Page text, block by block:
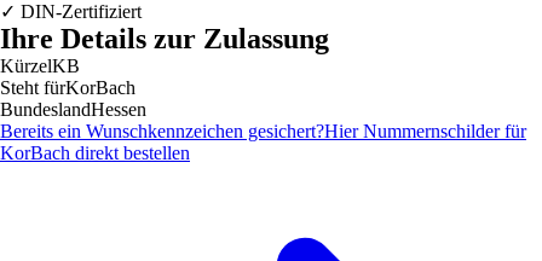
✓ DIN-Zertifiziert
Ihre Details zur Zulassung
KürzelKB
Steht fürKorBach
BundeslandHessen
Bereits ein Wunschkennzeichen gesichert?Hier Nummernschilder für
KorBach direkt bestellen